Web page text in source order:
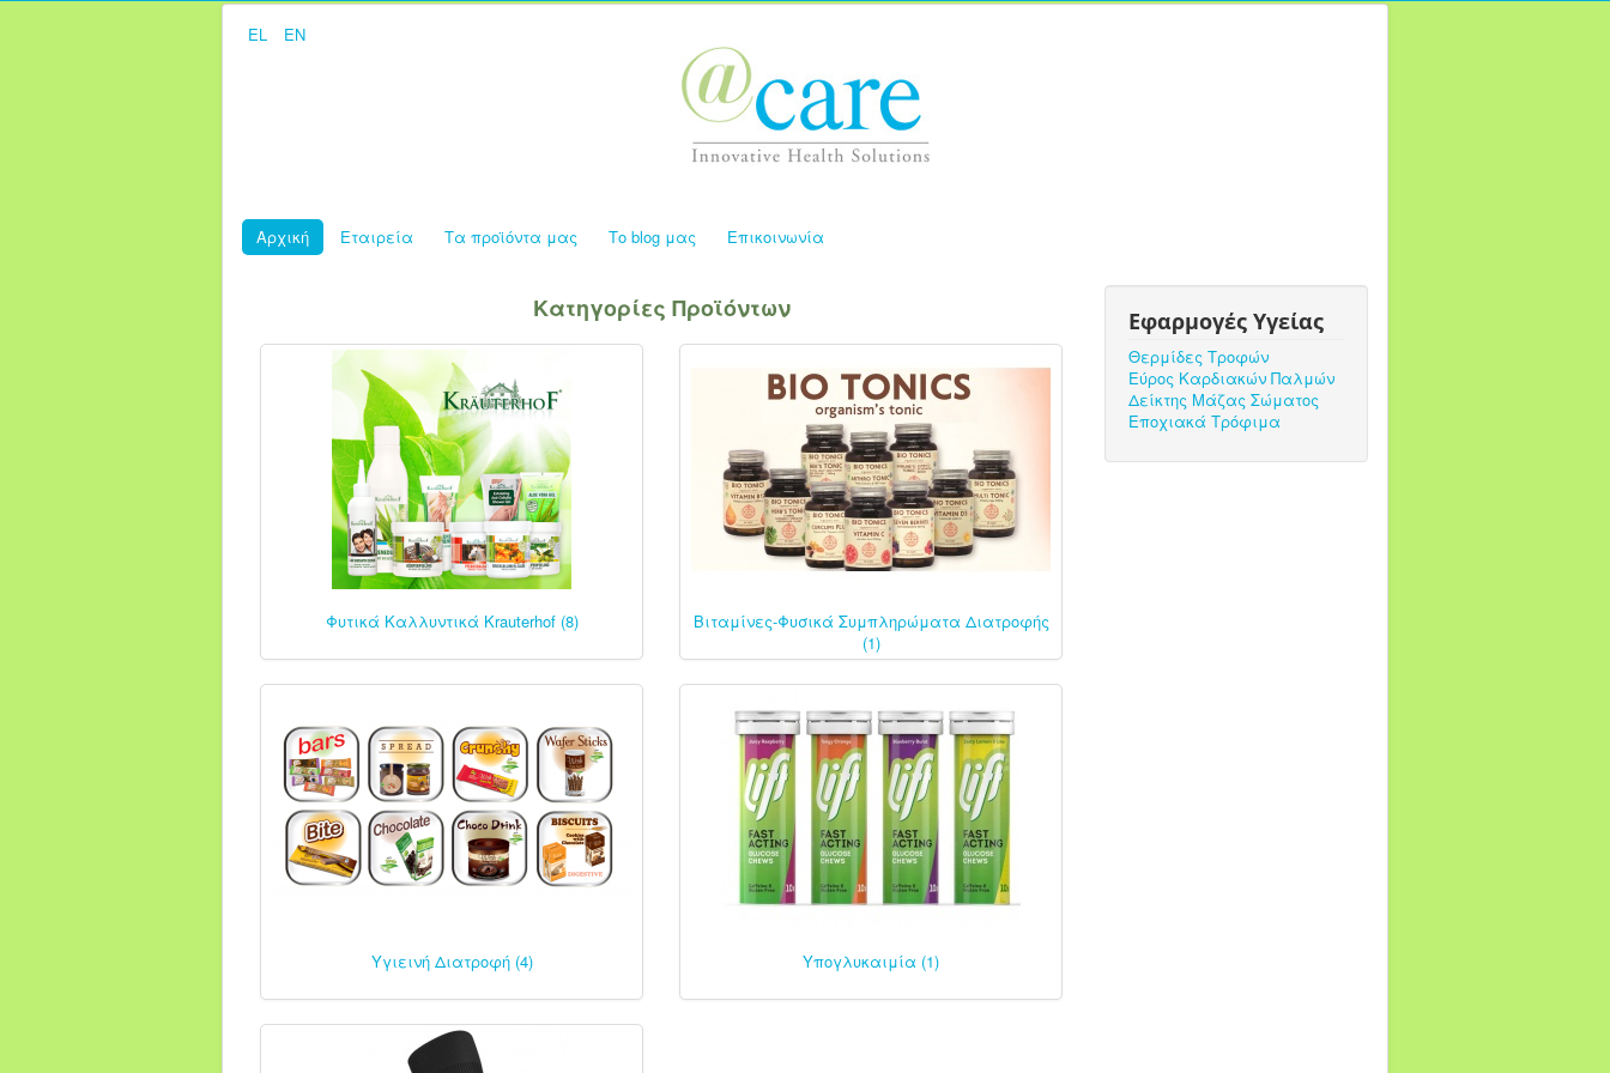
EL EN
Αρχική Εταιρεία Τα προϊόντα μας Το blog μας Επικοινωνία
Κατηγορίες Προϊόντων
Φυτικά Καλλυντικά Krauterhof (8)
Βιταμίνες-Φυσικά Συμπληρώματα Διατροφής
(1)
Υγιεινή Διατροφή (4) Υπογλυκαιμία (1)
Εφαρμογές Υγείας
Θερμίδες Τροφών
Εύρος Καρδιακών Παλμών
Δείκτης Μάζας Σώματος
Εποχιακά Τρόφιμα